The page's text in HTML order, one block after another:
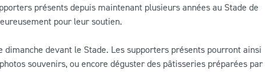
présents depuis maintenant plusieurs années au Stade de
pour leur soutien.
devant le Stade. Les supporters présents pourront ainsi
souvenirs, ou encore déguster des pâtisseries préparées par